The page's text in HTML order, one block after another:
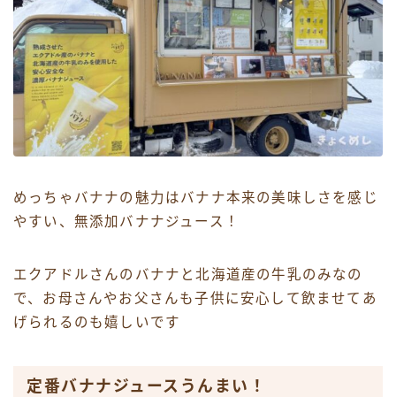
めっちゃバナナの魅力はバナナ本来の美味しさを感じ
やすい、無添加バナナジュース！
エクアドルさんのバナナと北海道産の牛乳のみなの
で、お母さんやお父さんも子供に安心して飲ませてあ
げられるのも嬉しいです
定番バナナジュースうんまい！